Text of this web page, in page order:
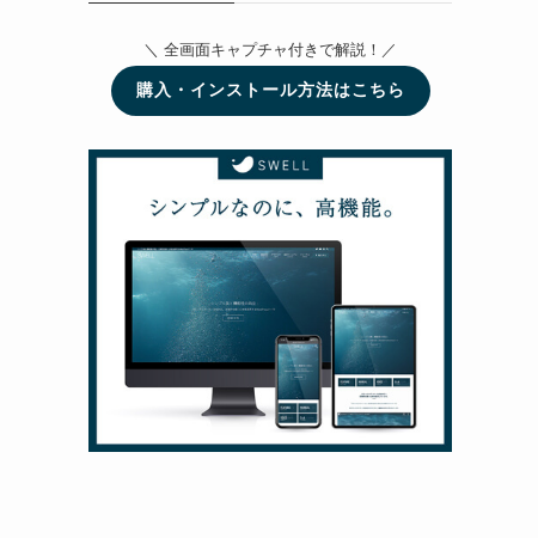
＼ 全画面キャプチャ付きで解説！／
購入・インストール方法はこちら